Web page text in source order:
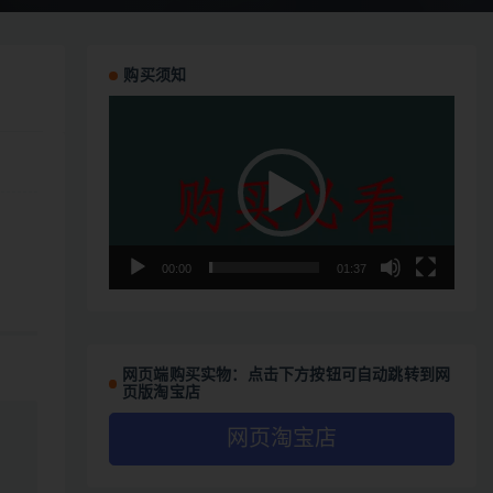
购买须知
00:00 01:37
网页端购买实物：点击下方按钮可自动跳转到网
页版淘宝店
网页淘宝店